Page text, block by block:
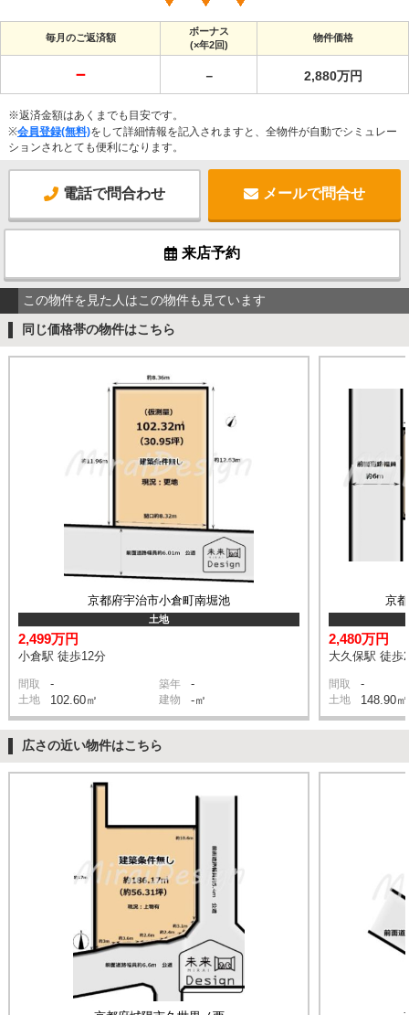
毎月のご返済額
ボーナス
(×年2回)
物件価格
－ － 2,880万円
※返済金額はあくまでも目安です。
※会員登録(無料)をして詳細情報を記入されますと、全物件が自動でシミュレー
ションされとても便利になります。
電話で問合わせ メールで問合せ
来店予約
この物件を見た人はこの物件も見ています
同じ価格帯の物件はこちら
京都府宇治市小倉町南堀池
土地
2,499万円
小倉駅 徒歩12分
間取 - 築年 -
土地 102.60㎡ 建物 -㎡
京
2,480万円
大久保駅 徒歩
間取 -
土地 148.90㎡
広さの近い物件はこちら